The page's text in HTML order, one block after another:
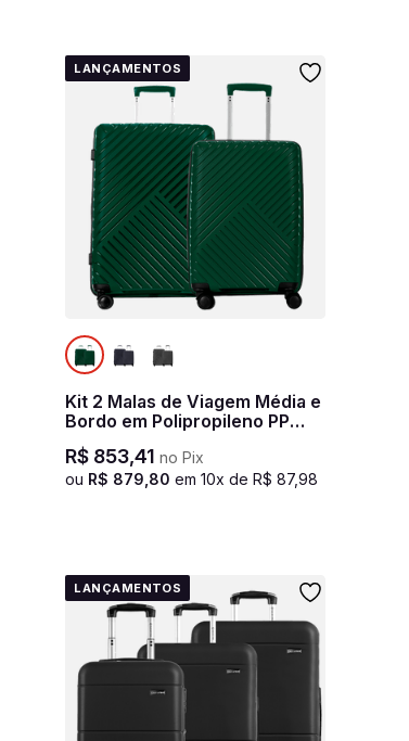
LANÇAMENTOS
Kit 2 Malas de Viagem Média e
Bordo em Polipropileno PP
R$ 853,41 no Pix
ou R$ 879 80 em10x deR$ 87,98
LANÇAMENTOS